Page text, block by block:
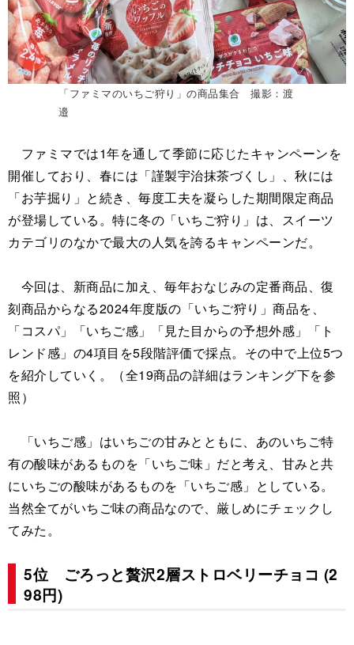
「ファミマのいちご狩り」の商品集合 撮影：渡
邉
ファミマでは1年を通して季節に応じたキャンペーンを
開催しており、春には「謹製宇治抹茶づくし」、秋には
「お芋掘り」と続き、毎度工夫を凝らした期間限定商品
が登場している。特に冬の「いちご狩り」は、スイーツ
カテゴリのなかで最大の人気を誇るキャンペーンだ。
今回は、新商品に加え、毎年おなじみの定番商品、復
刻商品からなる2024年度版の「いちご狩り」商品を、
「コスパ」「いちご感」「見た目からの予想外感」「ト
レンド感」の4項目を5段階評価で採点。その中で上位5つ
を紹介していく。（全19商品の詳細はランキング下を参
照）
「いちご感」はいちごの甘みとともに、あのいちご特
有の酸味があるものを「いちご味」だと考え、甘みと共
にいちごの酸味があるものを「いちご感」としている。
当然全てがいちご味の商品なので、厳しめにチェックし
てみた。
5位 ごろっと贅沢2層ストロベリーチョコ (2
98円)